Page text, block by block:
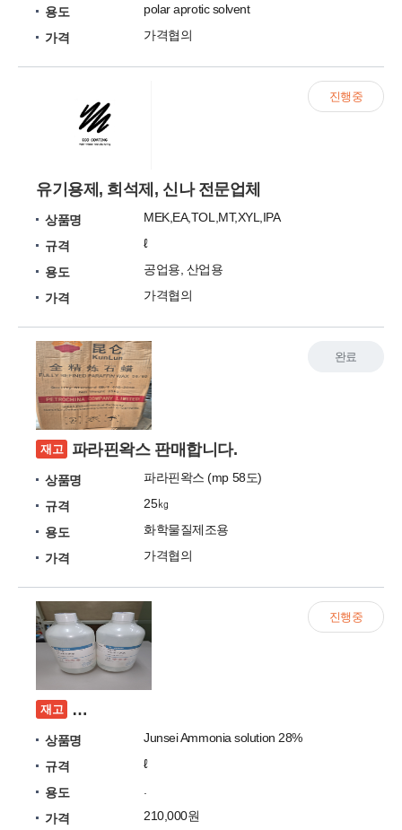
용도
polar aprotic solvent
가격
가격협의
유기용제, 희석제, 신나 전문업체
상품명
MEK,EA,TOL,MT,XYL,IPA
규격
ℓ
용도
공업용, 산업용
가격
가격협의
진행중
재고 파라핀왁스 판매합니다.
상품명
파라핀왁스 (mp 58도)
규격
25㎏
용도
화학물질제조용
가격
가격협의
완료
재고 [미개봉] Junsei Ammonia solution 28% 판매
상품명
Junsei Ammonia solution 28%
규격
ℓ
용도
가격
210,000원
진행중